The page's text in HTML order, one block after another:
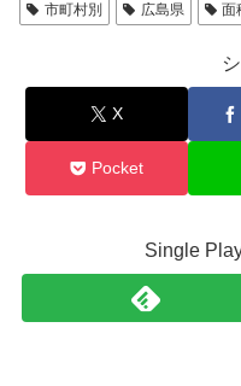
市町村別
広島県 面
X
Pocket
Single